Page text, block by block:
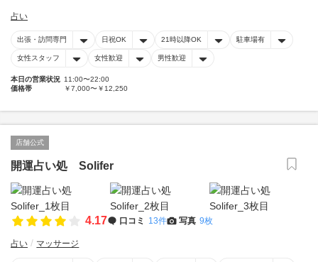
占い
出張・訪問専門 日祝OK 21時以降OK 駐車場有
女性スタッフ 女性歓迎 男性歓迎
本日の営業状況 11:00〜22:00
価格帯
￥7,000〜￥12,250
店舗公式
開運占い処 Solifer
4.17 口コミ 13件 写真 9枚
占い マッサージ